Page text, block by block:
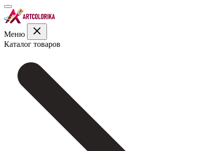
Меню
Каталог товаров